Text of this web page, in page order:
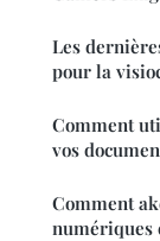
Les
pour la
Comment
vos
Comment
numériques